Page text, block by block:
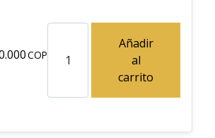
Añadir
al
carrito